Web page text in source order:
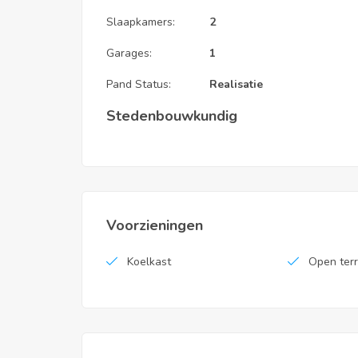
Slaapkamers: 2
Garages: 1
Pand Status: Realisatie
Stedenbouwkundig
Voorzieningen
Koelkast Open